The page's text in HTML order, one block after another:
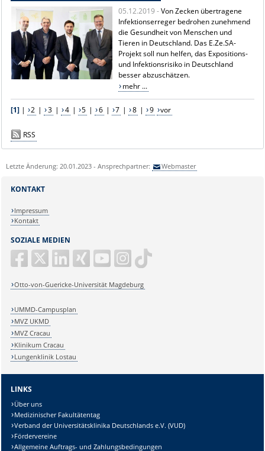
05.12.2019 -Von Zecken übertragene
Infektionserreger bedrohen zunehmend
die Gesundheit von Menschen und
Tieren in Deutschland. Das E.Ze.SA-
Projekt soll nun helfen, das Expositions-
und Infektionsrisiko in Deutschland
besser abzuschätzen.
mehr ...
[1]| 2 | 3 | 4 | 5 | 6 | 7 | 8 | 9 vor
RSS
Letzte Änderung: 20.01.2023 - Ansprechpartner: Webmaster
SOZIALE MEDIEN
Otto-von-Guericke-Universität Magdeburg
KONTAKT
Impressum
Kontakt
UMMD-Campusplan
MVZ UKMD
MVZ Cracau
Klinikum Cracau
Lungenklinik Lostau
LINKS
Über uns
Medizinischer Fakultätentag
Verband der Universitätsklinika Deutschlands e.V. (VUD)
Fördervereine
Allgemeine Auftrags- und Zahlungsbedingungen